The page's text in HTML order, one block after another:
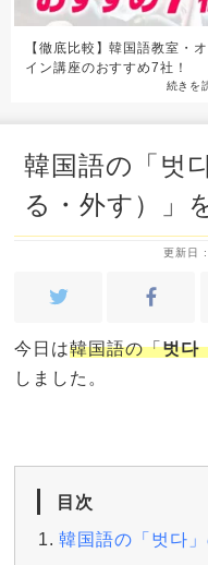
【徹底比較】韓国語教室・
イン講座のおすすめ7社！
続きを
韓国語の「벗
る・外す）」
更新日
今日は韓国語の「벗다
しました。
目次
韓国語の「벗다